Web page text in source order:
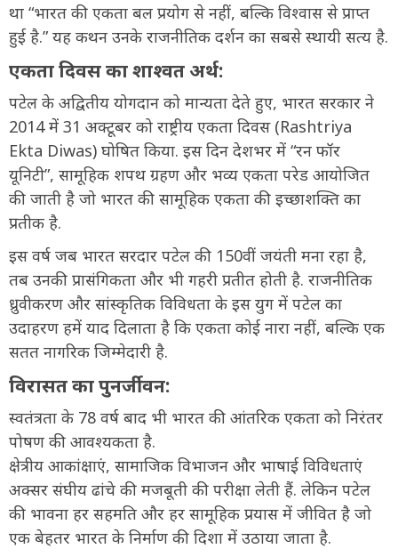
था “भारत की एकता बल प्रयोग से नहीं, बल्कि विश्वास से प्राप्त
हुई है.” यह कथन उनके राजनीतिक दर्शन का सबसे स्थायी सत्य है.
एकता दिवस का शाश्वत अर्थ:
पटेल के अद्वितीय योगदान को मान्यता देते हुए, भारत सरकार ने
2014 में 31 अक्टूबर को राष्ट्रीय एकता दिवस (Rashtriya
Ekta Diwas) घोषित किया. इस दिन देशभर में “रन फॉर
यूनिटी”, सामूहिक शपथ ग्रहण और भव्य एकता परेड आयोजित
की जाती है जो भारत की सामूहिक एकता की इच्छाशक्ति का
प्रतीक है.
इस वर्ष जब भारत सरदार पटेल की 150वीं जयंती मना रहा है,
तब उनकी प्रासंगिकता और भी गहरी प्रतीत होती है. राजनीतिक
ध्रुवीकरण और सांस्कृतिक विविधता के इस युग में पटेल का
उदाहरण हमें याद दिलाता है कि एकता कोई नारा नहीं, बल्कि एक
सतत नागरिक जिम्मेदारी है.
विरासत का पुनर्जीवन:
स्वतंत्रता के 78 वर्ष बाद भी भारत की आंतरिक एकता को निरंतर
पोषण की आवश्यकता है.
क्षेत्रीय आकांक्षाएं, सामाजिक विभाजन और भाषाई विविधताएं
अक्सर संघीय ढांचे की मजबूती की परीक्षा लेती हैं. लेकिन पटेल
की भावना हर सहमति और हर सामूहिक प्रयास में जीवित है जो
एक बेहतर भारत के निर्माण की दिशा में उठाया जाता है.